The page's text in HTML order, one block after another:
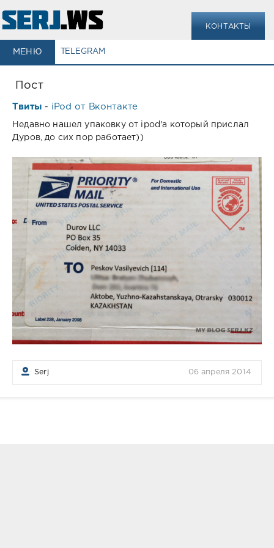
КОНТАКТЫ
МЕНЮ TELEGRAM
Пост
Твиты - iPod от Вконтакте
Недавно нашел упаковку от ipod'а который прислал
Дуров, до сих пор работает))
Serj 06 апреля 2014